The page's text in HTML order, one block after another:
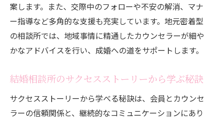
案します。また、交際中のフォローや不安の解消、マナ
ー指導など多角的な支援も充実しています。地元密着型
の相談所では、地域事情に精通したカウンセラーが細や
かなアドバイスを行い、成婚への道をサポートします。
結婚相談所のサクセスストーリーから学ぶ秘訣
サクセスストーリーから学べる秘訣は、会員とカウンセ
ラーの信頼関係と、継続的なコミュニケーションにあり